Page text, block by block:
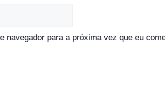
navegador para a próxima vez que eu